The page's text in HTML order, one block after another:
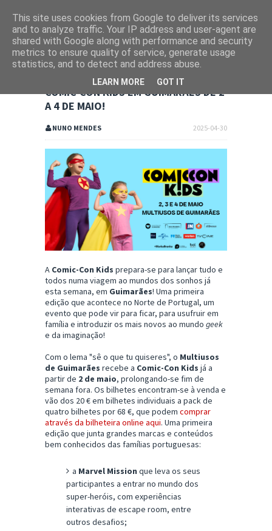
COMIC-CON KIDS EM GUIMARÃES DE 2
A 4 DE MAIO!
2025-04-30
NUNO MENDES
A Comic-Con Kids prepara-se para lançar tudo e
todos numa viagem ao mundos dos sonhos já
esta semana, em Guimarães! Uma primeira
edição que acontece no Norte de Portugal, um
evento que pode vir para ficar, para usufruir em
família e introduzir os mais novos ao mundo geek
e da imaginação!
Com o lema "sê o que tu quiseres", o Multiusos
de Guimarães recebe a Comic-Con Kids já a
partir de 2 de maio, prolongando-se fim de
semana fora. Os bilhetes encontram-se à venda e
vão dos 20 € em bilhetes individuais a pack de
quatro bilhetes por 68 €, que podem comprar
através da bilheteira online aqui. Uma primeira
edição que junta grandes marcas e conteúdos
bem conhecidos das famílias portuguesas:
a Marvel Mission que leva os seus
participantes a entrar no mundo dos
super-heróis, com experiências
interativas de escape room, entre
outros desafios;
This site uses cookies from Google to deliver its services
and to analyze traffic. Your IP address and user-agent are
shared with Google along with performance and security
metrics to ensure quality of service, generate usage
statistics, and to detect and address abuse.
LEARN MORE GOT IT